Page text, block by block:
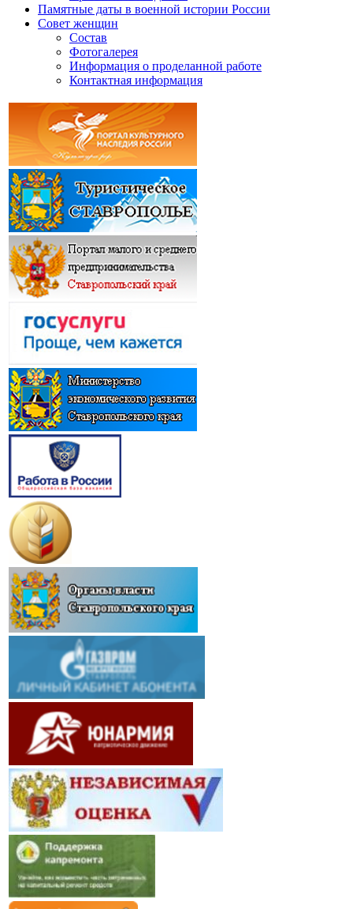
Памятные даты в военной истории России
Совет женщин
Состав
Фотогалерея
Информация о проделанной работе
Контактная информация